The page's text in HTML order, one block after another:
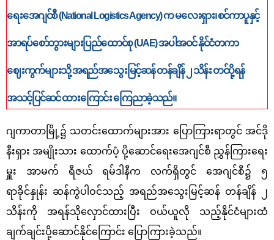
ရေးအေဂျင်စီ (National Logistics Agency) က မလေးရှား၊ စင်ကာပူနှင့်
အာရပ်စော်ဘွားများပြည်ထောင်စု (UAE) အပါအဝင် နိုင်ငံတကာ
ဈေးကွက်များသို့ အရည်အသွေးမြင့်ဆန် တန်ချိန် ၂ သိန်း တင်ပို့ရန်
အသင့်ပြင်ဆင် ထားကြောင်း ကြေညာခဲ့သည်။
ဂျကာတာမြို့၌ သတင်းထောက်များအား ပြောကြားရာတွင် အင်ဒို
နီးရှား အမျိုးသား ထောက်ပံ့ ပို့ဆောင်ရေးအေဂျင်စီ ညွှန်ကြားရေး
မှူး အာမက် ရီဇယ် ရမ်ဒါနီက လက်ရှိတွင် အေဂျင်စီ၌ ၅
ရာခိုင်နှုန်း ဆန်ကွဲပါဝင်သည့် အရည်အသွေးမြင့်ဆန် တန်ချိန် ၂
သိန်းကို အရန်သိုလှောင်ထားပြီး ဝယ်ယူလို သည့်နိုင်ငံများထံ
ချက်ချင်းပို့ဆောင်နိုင်ကြောင်း ပြောကြားခဲ့သည်။